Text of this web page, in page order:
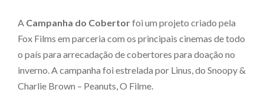
A Campanha do Cobertorfoi um projeto criado pela
Fox Films em parceria com os principais cinemas de todo
o país para arrecadação de cobertores para doação no
inverno. A campanha foi estrelada por Linus, do Snoopy &
Charlie Brown – Peanuts, O Filme.